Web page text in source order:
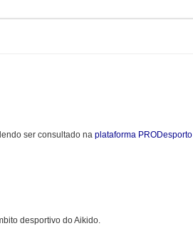
ser consultado na plataforma PRODesporto
desportivo do Aikido.